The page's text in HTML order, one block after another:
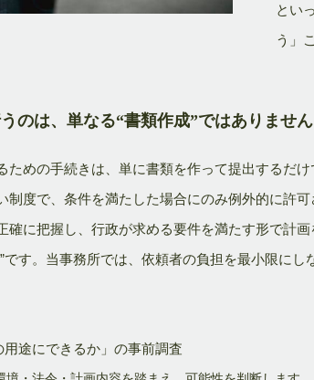
とい
う」
のは、単なる“書類作成”ではありません
ための手続きは、単に書類を作って提出するだ
制度で、条件を満たした場合にのみ例外的に許
確に把握し、行政が求める要件を満たす形で計
です。当事務所では、依頼者の負担を最小限に
用途にできるか」の事前調査